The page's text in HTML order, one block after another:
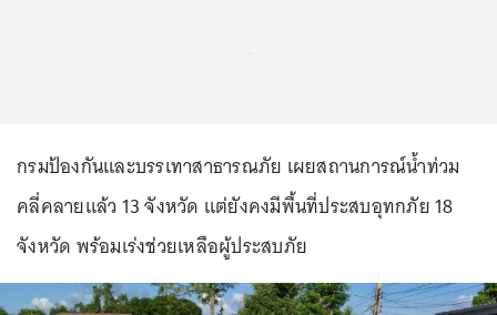
กรมป้องกันและบรรเทาสาธารณภัย เผยสถานการณ์น้ำท่วม
คลี่คลายแล้ว 13 จังหวัด แต่ยังคงมีพื้นที่ประสบอุทกภัย 18
จังหวัด พร้อมเร่งช่วยเหลือผู้ประสบภัย